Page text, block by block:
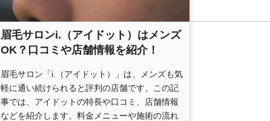
眉毛サロンi.（アイドット）はメンズ
OK？口コミや店舗情報を紹介！
眉毛サロン「i.（アイドット）」は、メンズも気
軽に通い続けられると評判の店舗です。この記
事では、アイドットの特長や口コミ、店舗情報
などを紹介します。料金メニューや施術の流れ